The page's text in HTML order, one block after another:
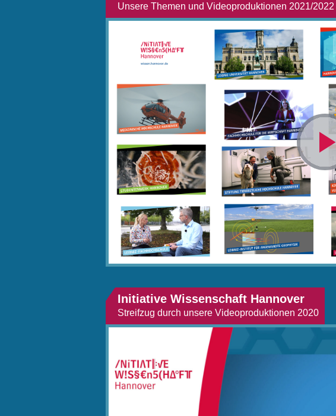
Unsere Themen und Videoproduktionen 2021/2022
Initiative Wissenschaft Hannover
Streifzug durch unsere Videoproduktionen 2020